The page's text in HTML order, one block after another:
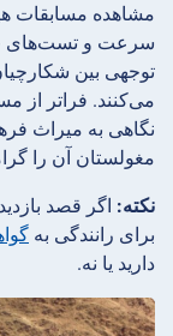
مشاهده مسابقات
سرعت و تست‌های
توجهی بین
می‌کنند. فراتر از
نگاهی به میراث
مغولستان آن را
نکته: اگر قصد
برای رانندگی به
دارید یا نه.